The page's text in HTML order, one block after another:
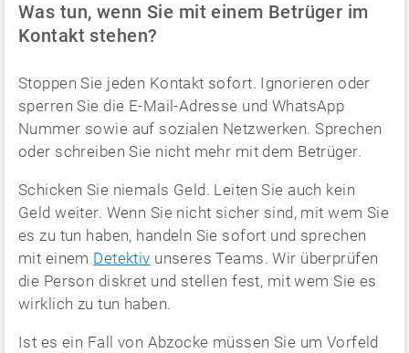
Was tun, wenn Sie mit einem Betrüger im
Kontakt stehen?
Stoppen Sie jeden Kontakt sofort. Ignorieren oder
sperren Sie die E-Mail-Adresse und WhatsApp
Nummer sowie auf sozialen Netzwerken. Sprechen
oder schreiben Sie nicht mehr mit dem Betrüger.
Schicken Sie niemals Geld. Leiten Sie auch kein
Geld weiter. Wenn Sie nicht sicher sind, mit wem Sie
es zu tun haben, handeln Sie sofort und sprechen
mit einem Detektiv unseres Teams. Wir überprüfen
die Person diskret und stellen fest, mit wem Sie es
wirklich zu tun haben.
Ist es ein Fall von Abzocke müssen Sie um Vorfeld